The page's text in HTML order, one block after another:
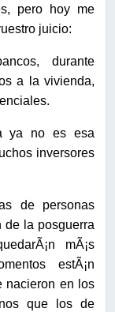
pero hoy me
juicio:
durante
a la vivienda,
ya no es esa
inversores
de personas
de la posguerra
mÃ¡s
estÃ¡n
nacieron en los
que los de